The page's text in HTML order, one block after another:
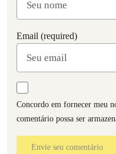
Email (required)
Concordo em fornecer meu
comentário possa ser
Envie seu comentário